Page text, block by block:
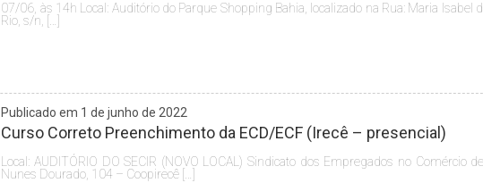
07/06, às 14h Local: Auditório do Parque Shopping Bahia, localizado na Rua: Maria Isabel
Rio, s/n, […]
Publicado em 1 de junho de 2022
Curso Correto Preenchimento da ECD/ECF (Irecê – presencial)
Local: AUDITÓRIO DO SECIR (NOVO LOCAL) Sindicato dos Empregados no Comércio
Nunes Dourado, 104 – Coopirecê […]